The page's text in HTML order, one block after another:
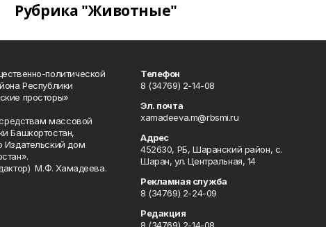
Рубрика "Животные"
политической
Республики
просторы»
массовой
Башкортостан,
Издательский дом
М.Ф. Хамадеева.
Телефон
8 (34769) 2-14-08
Эл. почта
xamadeeva.m@rbsmi.ru
Адрес
452630, РБ, Шаранский район, с.
Шаран, ул. Центральная, 14
Рекламная служба
8 (34769) 2-24-09
Редакция